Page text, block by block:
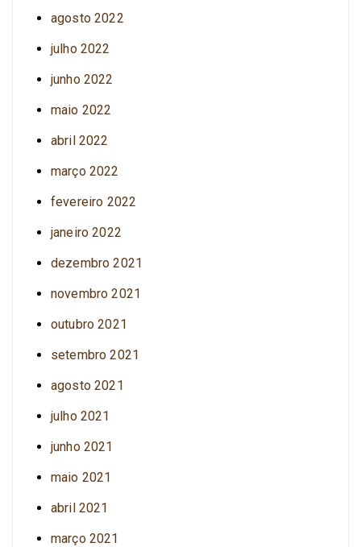
agosto 2022
julho 2022
junho 2022
maio 2022
abril 2022
março 2022
fevereiro 2022
janeiro 2022
dezembro 2021
novembro 2021
outubro 2021
setembro 2021
agosto 2021
julho 2021
junho 2021
maio 2021
abril 2021
março 2021